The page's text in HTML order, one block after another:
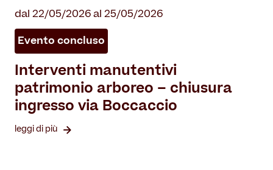
dal 22/05/2026 al 25/05/2026
Evento concluso
Interventi manutentivi
patrimonio arboreo – chiusura
ingresso via Boccaccio
leggi di più